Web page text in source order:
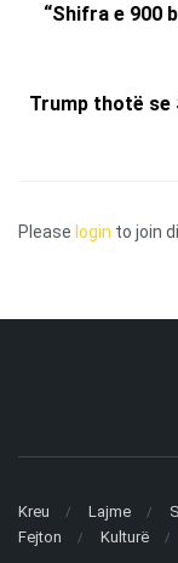
“Shifra e 900
Trump thotë se
Please login to join
Kreu Lajme
Fejton
Kulturë